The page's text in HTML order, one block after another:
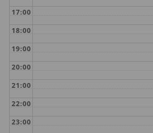
17:00
18:00
19:00
20:00
21:00
22:00
23:00